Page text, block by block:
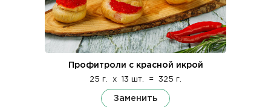
Профитроли с красной икрой
25 г. x 13 шт. = 325 г.
Заменить